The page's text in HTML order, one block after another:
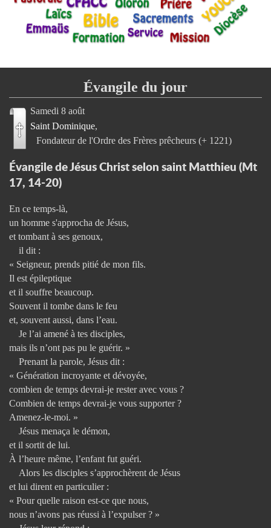
Évangile du jour
Samedi 8 août
Saint Dominique
Fondateur de l'Ordre des Frères prêcheurs (+ 1221)
Évangile de Jésus Christ selon saint Matthieu (Mt
17, 14-20)
En ce temps-là,
un homme s'approcha de Jésus,
et tombant à ses genoux,
il dit :
« Seigneur, prends pitié de mon fils.
Il est épileptique
et il souffre beaucoup.
Souvent il tombe dans le feu
et, souvent aussi, dans l’eau.
Je l’ai amené à tes disciples,
mais ils n’ont pas pu le guérir. »
Prenant la parole, Jésus dit :
« Génération incroyante et dévoyée,
combien de temps devrai-je rester avec vous ?
Combien de temps devrai-je vous supporter ?
Amenez-le-moi. »
Jésus menaça le démon,
et il sortit de lui.
À l’heure même, l’enfant fut guéri.
Alors les disciples s’approchèrent de Jésus
et lui dirent en particulier :
« Pour quelle raison est-ce que nous,
nous n’avons pas réussi à l’expulser ? »